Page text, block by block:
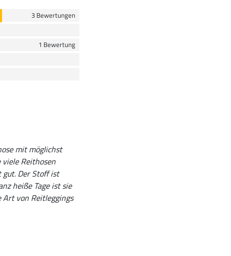
3 Bewertungen
1 Bewertung
mit möglichst
Reithosen
gut. Der Stoff ist
heiße Tage ist sie
Art von Reitleggings